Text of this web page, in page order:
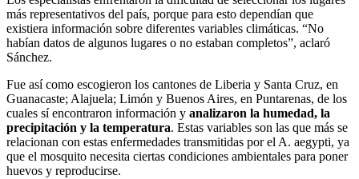
más representativos del país, porque para esto dependían que
existiera información sobre diferentes variables climáticas. “No
habían datos de algunos lugares o no estaban completos”, aclaró
Sánchez.
Fue así como escogieron los cantones de Liberia y Santa Cruz, en
Guanacaste; Alajuela; Limón y Buenos Aires, en Puntarenas, de los
cuales sí encontraron información y analizaron la humedad, la
precipitación y la temperatura. Estas variables son las que más se
relacionan con estas enfermedades transmitidas por el A. aegypti, ya
que el mosquito necesita ciertas condiciones ambientales para poner
huevos y reproducirse.